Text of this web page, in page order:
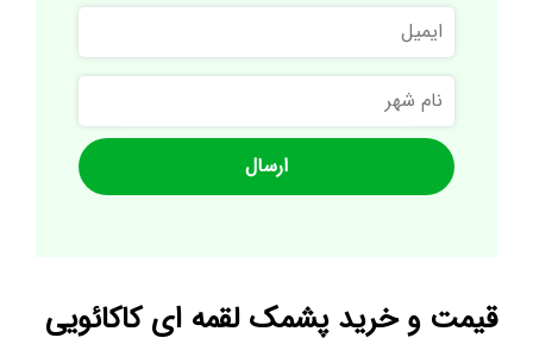
ایمیل
نام
شهر
قیمت و خرید پشمک لقمه ای کاکائویی